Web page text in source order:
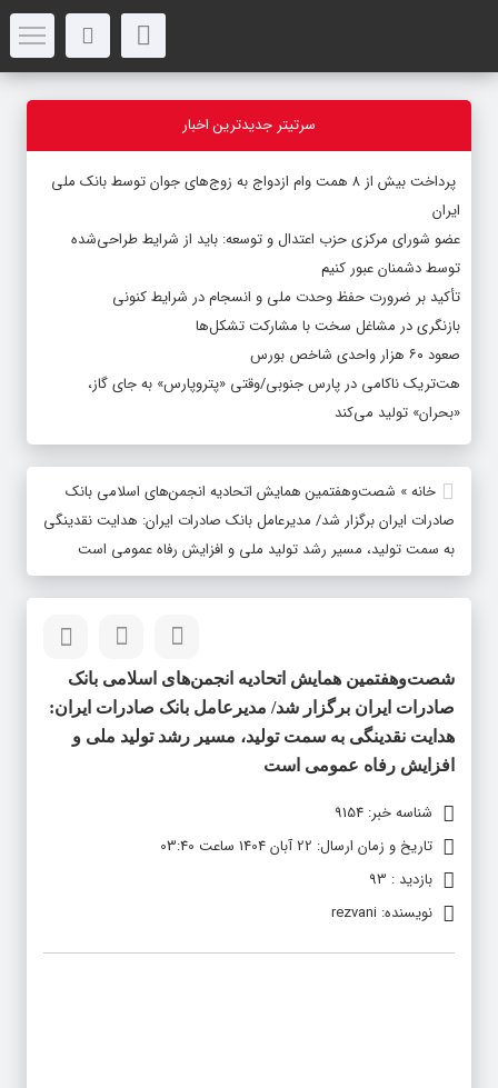
سرتیتر جدیدترین اخبار
پرداخت بیش از ۸ همت وام ازدواج به زوج‌های جوان توسط بانک ملی
ایران
عضو شورای مرکزی حزب اعتدال و توسعه: باید از شرایط طراحی‌شده
توسط دشمنان عبور کنیم
تأکید بر ضرورت حفظ وحدت ملی و انسجام در شرایط کنونی
بازنگری در مشاغل سخت با مشارکت تشکل‌ها
صعود ۶۰ هزار واحدی شاخص بورس
هت‌تریک ناکامی در پارس جنوبی/وقتی «پتروپارس» به جای گاز،
«بحران» تولید می‌کند
خانه» شصت‌وهفتمین همایش اتحادیه انجمن‌های اسلامی بانک
صادرات ایران برگزار شد/ مدیرعامل بانک صادرات ایران: هدایت نقدینگی
به سمت تولید، مسیر رشد تولید ملی و افزایش رفاه عمومی است
شصت‌وهفتمین همایش اتحادیه انجمن‌های اسلامی بانک
صادرات ایران برگزار شد/ مدیرعامل بانک صادرات ایران:
هدایت نقدینگی به سمت تولید، مسیر رشد تولید ملی و
افزایش رفاه عمومی است
شناسه خبر: 9154
تاریخ و زمان ارسال: 22 آبان 1404 ساعت 03:40
بازدید : 93
نویسنده: rezvani